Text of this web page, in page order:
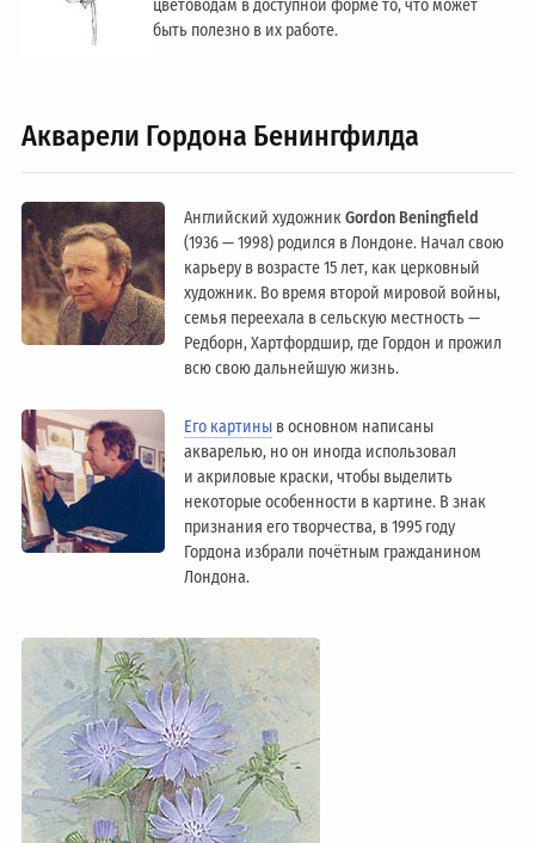
цветоводам в доступной форме то, что может
быть полезно в их работе.
Акварели Гордона Бенингфилда
Английский художникGordon Beningfield
(1936 — 1998) родился в Лондоне. Начал свою
карьеру в возрасте 15 лет, как церковный
художник. Во время второй мировой войны,
семья переехала в сельскую местность —
Редборн, Хартфордшир, где Гордон и прожил
всю свою дальнейшую жизнь.
Его картины в основном написаны
акварелью, но он иногда использовал
и акриловые краски, чтобы выделить
некоторые особенности в картине. В знак
признания его творчества, в 1995 году
Гордона избрали почётным гражданином
Лондонa.